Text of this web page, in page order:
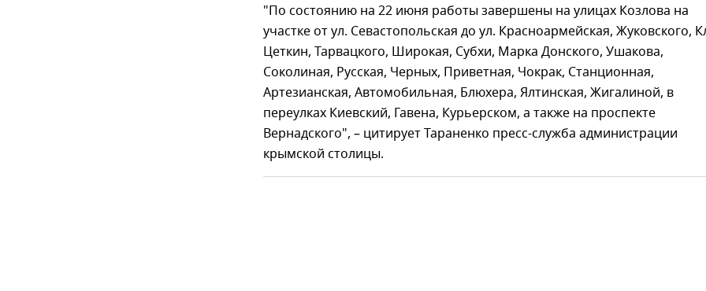
"По состоянию на 22 июня работы завершены на улицах Козлова на
участке от ул. Севастопольская до ул. Красноармейская, Жуковского,
Цеткин, Тарвацкого, Широкая, Субхи, Марка Донского, Ушакова,
Соколиная, Русская, Черных, Приветная, Чокрак, Станционная,
Артезианская, Автомобильная, Блюхера, Ялтинская, Жигалиной, в
переулках Киевский, Гавена, Курьерском, а также на проспекте
Вернадского", – цитирует Тараненко пресс-служба администрации
крымской столицы.